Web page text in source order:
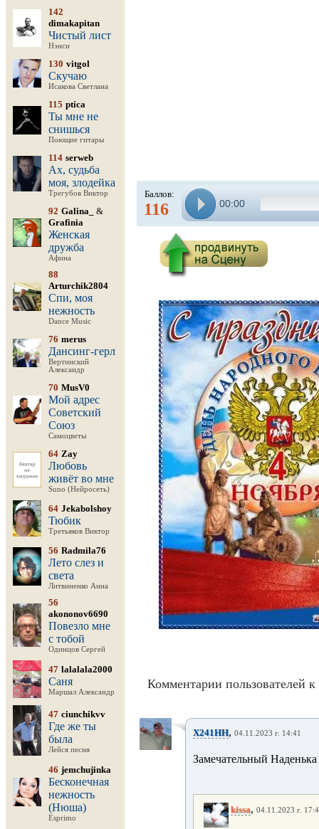
142
dimakapitan
Чистый лист
Нэнси
130 vitgol
Скучаю
Исакова Светлана
115 ptica
Ты мне не
снишься
Поющие гитары
114 serweb
Ах, судьба
моя, злодейка
Трегубов Виктор
92 Galina_
&
Grafinia
Женская
дружба
Афина
88
Arturchik2804
Спи, моя
нежность
Dance Music
76 merus
Дансинг-герл
Вертинский
Александр
70 MusV0
Мой адрес
Советский
Союз
Самоцветы
64 Zay
Любовь
живёт во мне
Suno (Нейросеть)
64 Jekabolshoy
Тюбик
Третьяков Виктор
56 Radmila76
Лето слез и
света
Литвиненко Анна
56
akononov6690
Повезло мне
с тобой
Одинцов Сергей
47 lalalala2000
Саня
Маршал Александр
47 ciunchikvv
Где же ты
была
Лейся песня
46 jemchujinka
Бесконечная
нежность
(Нюша)
Esprimo
Баллов:
116 00:00
Комментарии пользователей к
X241HH, 04.11.2023 г. 14:41
Замечательный
kissa, 04.11.2023 г.